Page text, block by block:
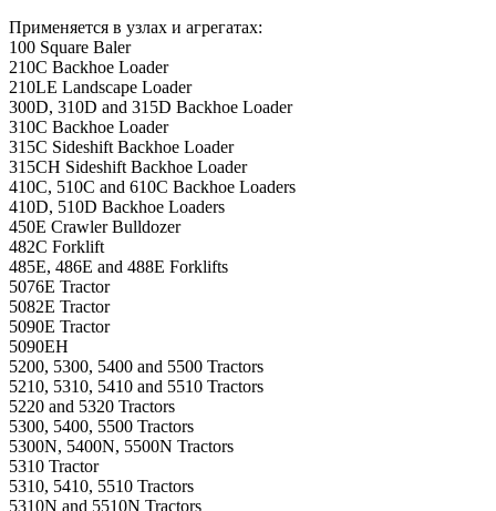
Применяется в узлах и агрегатах:
100 Square Baler
210C Backhoe Loader
210LE Landscape Loader
300D, 310D and 315D Backhoe Loader
310C Backhoe Loader
315C Sideshift Backhoe Loader
315CH Sideshift Backhoe Loader
410C, 510C and 610C Backhoe Loaders
410D, 510D Backhoe Loaders
450E Crawler Bulldozer
482C Forklift
485E, 486E and 488E Forklifts
5076E Tractor
5082E Tractor
5090E Tractor
5090EH
5200, 5300, 5400 and 5500 Tractors
5210, 5310, 5410 and 5510 Tractors
5220 and 5320 Tractors
5300, 5400, 5500 Tractors
5300N, 5400N, 5500N Tractors
5310 Tractor
5310, 5410, 5510 Tractors
5310N and 5510N Tractors